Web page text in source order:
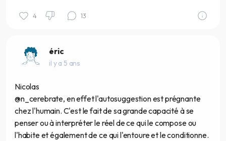
4 13
éric
il y a 5 ans
Nicolas
@n_cerebrate, en effet l'autosuggestion est prégnante
chez l'humain. C'est le fait de sa grande capacité à se
penser ou à interpréter le réel de ce qui le compose ou
l'habite et également de ce qui l'entoure et le conditionne.